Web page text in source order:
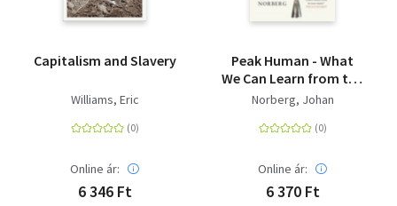
Capitalism and Slavery
Williams, Eric
Online ár:
6 346 Ft
Peak Human - What
We Can Learn from the
Rise and Fall of Golden
Norberg, Johan
Online ár:
6 370 Ft